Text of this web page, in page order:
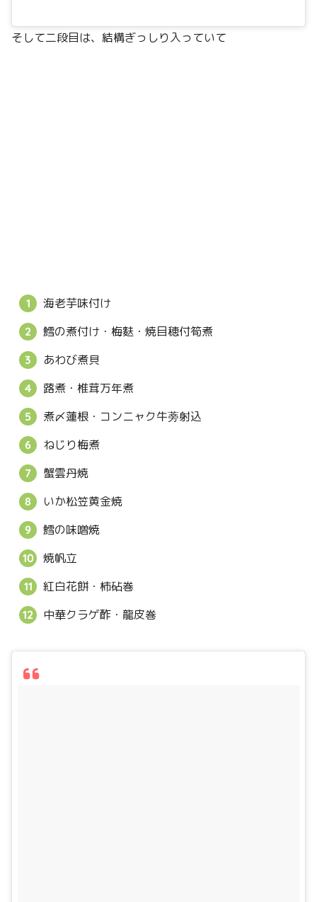
そして二段目は、結構ぎっしり入っていて
海老芋味付け
鱈の煮付け・梅麩・焼目穂付筍煮
あわび煮貝
蕗煮・椎茸万年煮
煮〆蓮根・コンニャク牛蒡射込
ねじり梅煮
蟹雲丹焼
いか松笠黄金焼
鱈の味噌焼
焼帆立
紅白花餅・柿砧巻
中華クラゲ酢・龍皮巻